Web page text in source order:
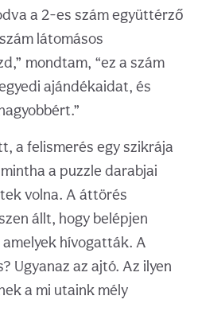
a 2-es szám együttérző
látomásos
mondtam, “ez a szám
ajándékaidat, és
a felismerés egy szikrája
a puzzle darabjai
volna. A áttörés
állt, hogy belépjen
hívogatták. A
Ugyanaz az ajtó. Az ilyen
a mi utaink mély